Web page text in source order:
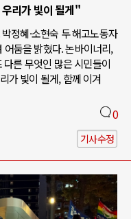
우리가 빛이 될게"
정혜·소현숙 두 해고노동자
둠을 밝혔다. 논바이너리,
른 무엇인 많은 시민들이
가 빛이 될게, 함께 이겨
0
기사수정